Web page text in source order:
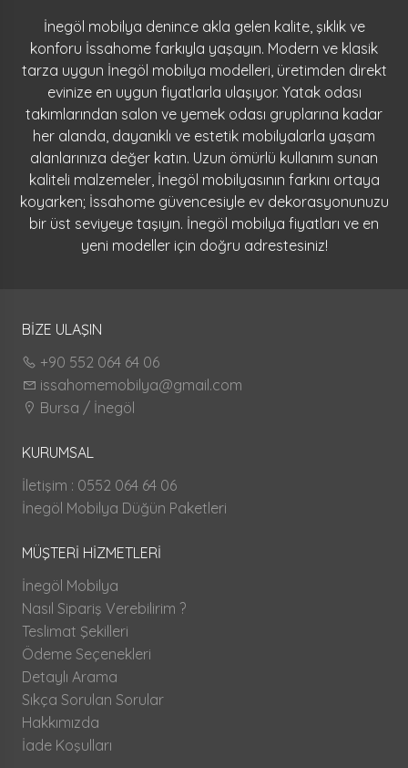
İnegöl mobilya denince akla gelen kalite, şıklık ve
konforu İssahome farkıyla yaşayın. Modern ve klasik
tarza uygun İnegöl mobilya modelleri, üretimden direkt
evinize en uygun fiyatlarla ulaşıyor. Yatak odası
takımlarından salon ve yemek odası gruplarına kadar
her alanda, dayanıklı ve estetik mobilyalarla yaşam
alanlarınıza değer katın. Uzun ömürlü kullanım sunan
kaliteli malzemeler, İnegöl mobilyasının farkını ortaya
koyarken; İssahome güvencesiyle ev dekorasyonunuzu
bir üst seviyeye taşıyın. İnegöl mobilya fiyatları ve en
yeni modeller için doğru adrestesiniz!
BİZE ULAŞIN
+90 552 064 64 06
issahomemobilya@gmail.com
Bursa / İnegöl
KURUMSAL
İletişim : 0552 064 64 06
İnegöl Mobilya Düğün Paketleri
MÜŞTERİ HİZMETLERİ
İnegöl Mobilya
Nasıl Sipariş Verebilirim ?
Teslimat Şekilleri
Ödeme Seçenekleri
Detaylı Arama
Sıkça Sorulan Sorular
Hakkımızda
İade Koşulları